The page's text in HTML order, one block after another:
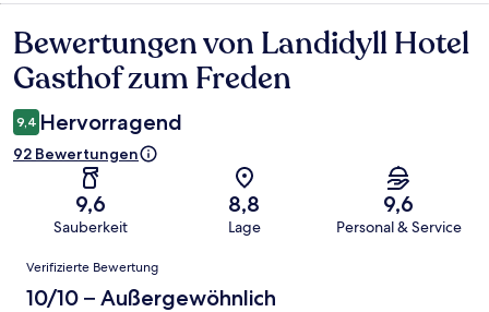
Bewertungen
Bewertungen von Landidyll Hotel
Gasthof zum Freden
9,4 Hervorragend
92 Bewertungen
9,6
Sauberkeit
8,8
Lage
9,6
Personal & Service
Bewertungen
Verifizierte Bewertung
10/10 – Außergewöhnlich